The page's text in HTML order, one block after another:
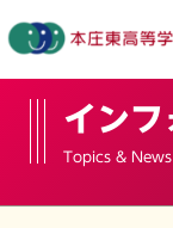
インフ
Topics & News